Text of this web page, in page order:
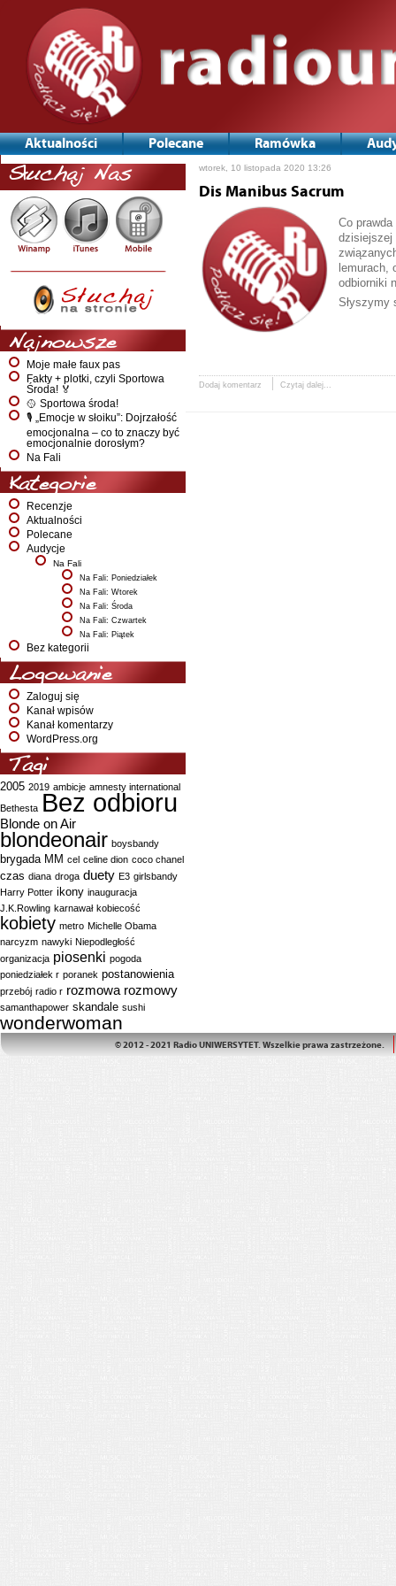
Aktualności Polecane Ramówka
Słuchaj Nas
Najnowsze
Moje małe faux pas
Fakty + plotki, czyli Sportowa
Środa! 🏅
🥎 Sportowa środa!
🎙️ „Emocje w słoiku”: Dojrzałość
emocjonalna – co to znaczy być
emocjonalnie dorosłym?
Na Fali
Kategorie
Recenzje
Aktualności
Polecane
Audycje
Na Fali
Na Fali: Poniedziałek
Na Fali: Wtorek
Na Fali: Środa
Na Fali: Czwartek
Na Fali: Piątek
Bez kategorii
Logowanie
Zaloguj się
Kanał wpisów
Kanał komentarzy
WordPress.org
Tagi
2005 2019 ambicje amnesty international
Bethesta Bez odbioru
Blonde on Air
blondeonair boysbandy
brygada MM cel celine dion coco chanel
czas diana droga duety E3 girlsbandy
Harry Potter ikony inauguracja
J.K.Rowling karnawał kobiecość
kobiety metro Michelle Obama
narcyzm nawyki Niepodległość
organizacja piosenki pogoda
poniedziałek r poranek postanowienia
przebój radio r rozmowa rozmowy
samanthapower skandale sushi
wonderwoman
wtorek, 10 listopada 2020 13:26
Dis Manibus Sacrum
Co
dzisiejszej
lemurach,
odbiorniki
Słyszymy
Dodaj komentarz Czytaj dalej...
© 2012 - 2021 Radio UNIWERSYTET. Wszelkie prawa zastrzeżone.